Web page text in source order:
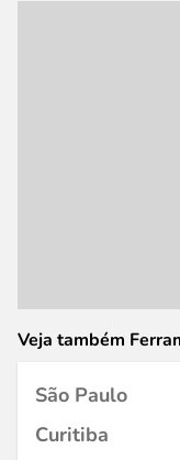
Veja também
São Paulo
Curitiba